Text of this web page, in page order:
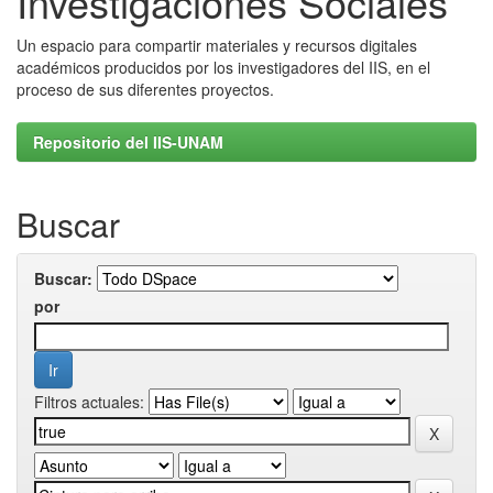
Un espacio para compartir materiales y recursos digitales
académicos producidos por los investigadores del IIS, en el
proceso de sus diferentes proyectos.
Repositorio del IIS-UNAM
Buscar
Buscar:
por
Filtros actuales: